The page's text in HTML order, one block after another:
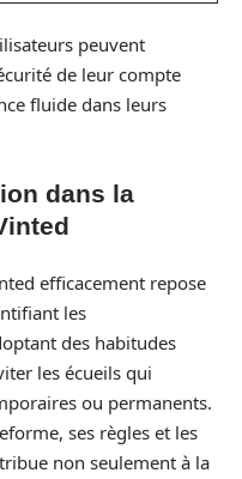
peuvent
de leur compte
fluide dans leurs
dans la
efficacement repose
les
des habitudes
les écueils qui
ou permanents.
ses règles et les
non seulement à la